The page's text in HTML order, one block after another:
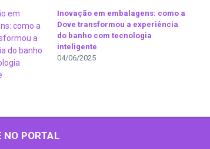
Inovação em embalagens: como a
Dove transformou a experiência
do banho com tecnologia
inteligente
04/06/2025
NO PORTAL